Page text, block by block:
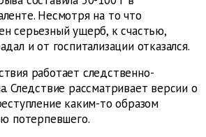
Несмотря на то что
серьезный ущерб, к счастью,
и от госпитализации отказался.
работает следственно-
Следствие рассматривает версии о
каким-то образом
потерпевшего.